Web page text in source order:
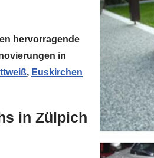
hervorragende
in
, Euskirchen
in Zülpich